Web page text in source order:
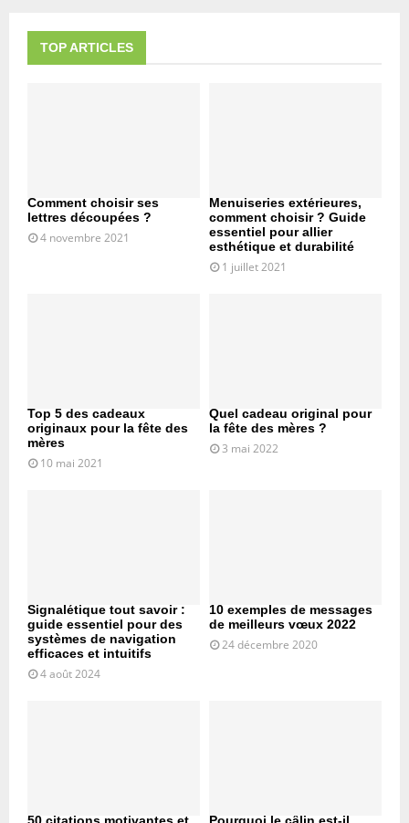
TOP ARTICLES
Comment choisir ses
lettres découpées ?
4 novembre 2021
Menuiseries extérieures,
comment choisir ? Guide
essentiel pour allier
esthétique et durabilité
1 juillet 2021
Top 5 des cadeaux
originaux pour la fête des
mères
10 mai 2021
Quel cadeau original pour
la fête des mères ?
3 mai 2022
Signalétique tout savoir :
guide essentiel pour des
systèmes de navigation
efficaces et intuitifs
4 août 2024
10 exemples de messages
de meilleurs vœux 2022
24 décembre 2020
50 citations motivantes et
Pourquoi le câlin est-il